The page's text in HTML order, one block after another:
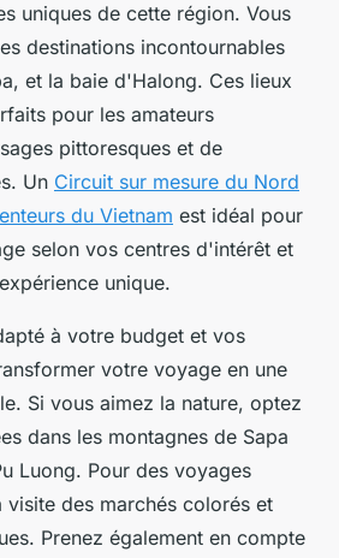
uniques de cette région. Vous
destinations incontournables
et la baie d'Halong. Ces lieux
pour les amateurs
pittoresques et de
Un Circuit sur mesure du Nord
du Vietnam est idéal pour
selon vos centres d'intérêt et
unique.
à votre budget et vos
votre voyage en une
Si vous aimez la nature, optez
dans les montagnes de Sapa
Luong. Pour des voyages
visite des marchés colorés et
Prenez également en compte